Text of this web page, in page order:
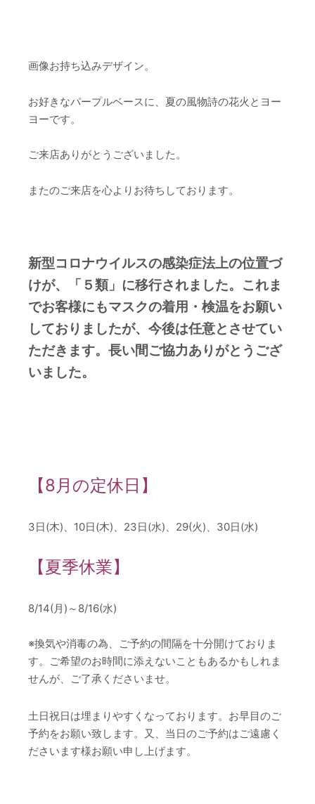
画像お持ち込みデザイン。
お好きなパープルベースに、夏の風物詩の花火とヨー
ヨーです。
ご来店ありがとうございました。
またのご来店を心よりお待ちしております。
新型コロナウイルスの感染症法上の位置づ
けが、「５類」に移行されました。これま
でお客様にもマスクの着用・検温をお願い
しておりましたが、今後は任意とさせてい
ただきます。長い間ご協力ありがとうござ
いました。
【8月の定休日】
3日(木)、10日(木)、23日(水)、29(火)、30日(水)
【夏季休業】
8/14(月)～8/16(水)
※換気や消毒の為、ご予約の間隔を十分開けておりま
す。ご希望のお時間に添えないこともあるかもしれま
せんが、ご了承くださいませ。
土日祝日は埋まりやすくなっております。お早目のご
予約をお願い致します。又、当日のご予約はご遠慮く
ださいます様お願い申し上げます。